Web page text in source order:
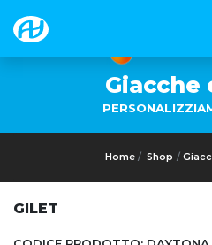
Giacche
Home Shop
GILET